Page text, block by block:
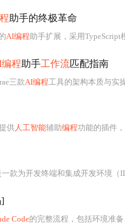
助手的终极革命
AI编程助手扩展，采用TypeScript模块化架构，支持双向Webview通信、会话持久化与MCP服务器扩
程助手工作流匹配指南
三款AI编程工具的架构本质与实
供人工智能辅助编程功能的插件
款为开发终端和集成开发环境（
]
Code的完整流程，包括环境准